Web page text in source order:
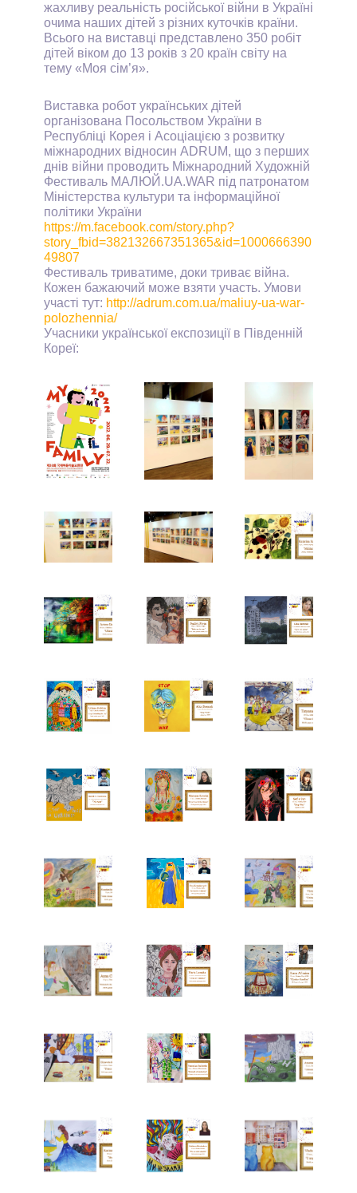
жахливу реальність російської війни в Україні
очима наших дітей з різних куточків країни.
Всього на виставці представлено 350 робіт
дітей віком до 13 років з 20 країн світу на
тему «Моя сім’я».
Виставка робот українських дітей
організована Посольством України в
Республіці Корея і Асоціацією з розвитку
міжнародних відносин ADRUM, що з перших
днів війни проводить Міжнародний Художній
Фестиваль МАЛЮЙ.UA.WAR під патронатом
Міністерства культури та інформаційної
політики України
https://m.facebook.com/story.php?
story_fbid=382132667351365&id=1000666390
49807
Фестиваль триватиме, доки триває війна.
Кожен бажаючий може взяти участь. Умови
участі тут: http://adrum.com.ua/maliuy-ua-war-
polozhennia/
Учасники української експозиції в Південній
Кореї: